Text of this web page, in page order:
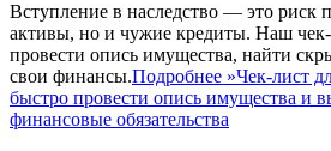
Вступление в наследство — это риск
активы, но и чужие кредиты. Наш
провести опись имущества, найти
свои финансы.Подробнее »Чек-лист
быстро провести опись имущества и
финансовые обязательства